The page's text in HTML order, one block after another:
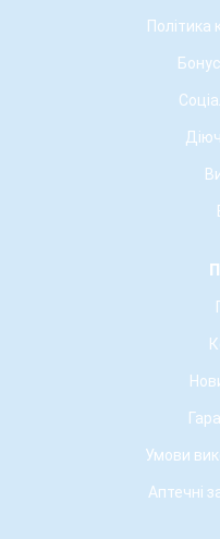
Політика
Умови
Аптечні